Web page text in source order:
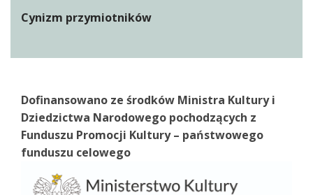
Cynizm przymiotników
Dofinansowano ze środków Ministra Kultury i
Dziedzictwa Narodowego pochodzących z
Funduszu Promocji Kultury – państwowego
funduszu celowego